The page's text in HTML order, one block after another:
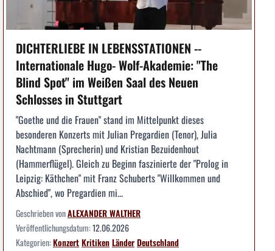
DICHTERLIEBE IN LEBENSSTATIONEN --
Internationale Hugo- Wolf-Akademie: "The
Blind Spot" im Weißen Saal des Neuen
Schlosses in Stuttgart
"Goethe und die Frauen" stand im Mittelpunkt dieses
besonderen Konzerts mit Julian Pregardien (Tenor), Julia
Nachtmann (Sprecherin) und Kristian Bezuidenhout
(Hammerflügel). Gleich zu Beginn faszinierte der "Prolog in
Leipzig: Käthchen" mit Franz Schuberts "Willkommen und
Abschied", wo Pregardien mi...
Geschrieben vonALEXANDER WALTHER
Veröffentlichungsdatum:12.06.2026
Kategorien:KonzertKritikenLänderDeutschland